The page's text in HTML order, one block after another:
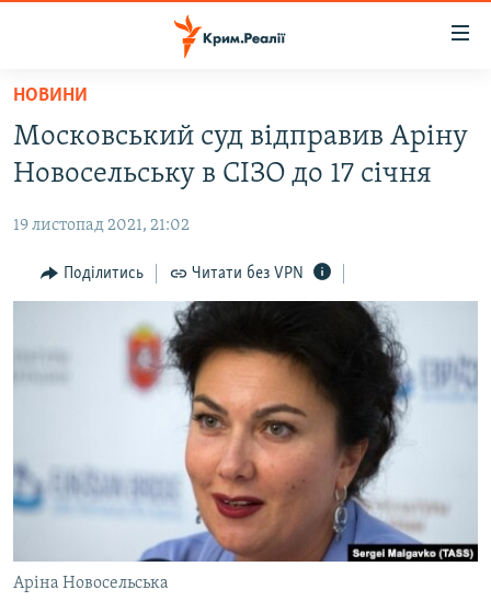
Перейти
основного
матеріалу
до
навігації
Перейти
ПОЛІТИКА
БЛОГИ
ІНТЕРВ'Ю
ВСЕ ЗА ДЕНЬ
ДЕПОРТАЦІЯ
ВІДЕОУРОКИ «ELIFBE»
СВІДЧЕННЯ ОКУПАЦІЇ
УКРАЇНСЬКА ПРОБЛЕМА КРИМУ
ЯК ОБІЙТИ БЛОКУВАННЯ
Qırımtatar
НОВИНИ
Московський суд відправив Аріну
Новосельську в СІЗО до 17 січня
19 листопад 2021, 21:02
Поділитись Читати без VPN
Аріна Новосельська